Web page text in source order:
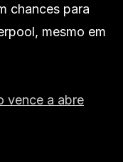
chances para
mesmo em
vence a abre